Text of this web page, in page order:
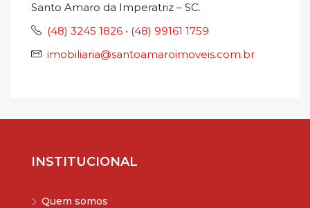
Santo Amaro da Imperatriz – SC.
(48) 3245 1826 • (48) 99161 1759
imobiliaria@santoamaroimoveis.com.br
INSTITUCIONAL
Quem somos